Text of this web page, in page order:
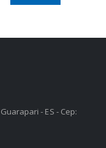
- ES - Cep: